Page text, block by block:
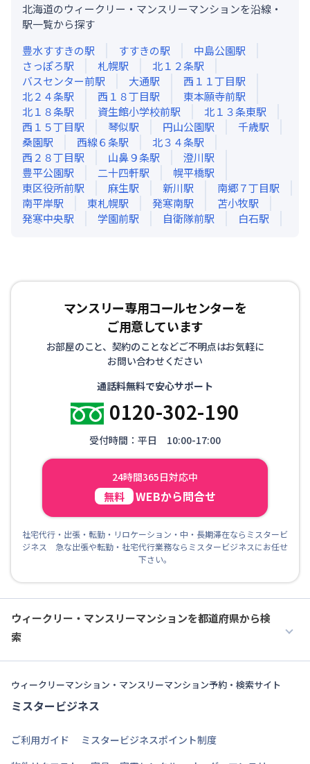
北海道のウィークリー・マンスリーマンションを沿線・
駅一覧から探す
豊水すすきの駅 すすきの駅 中島公園駅
さっぽろ駅 札幌駅 北１２条駅
バスセンター前駅 大通駅 西１１丁目駅
北２４条駅 西１８丁目駅 東本願寺前駅
北１８条駅 資生館小学校前駅 北１３条東駅
西１５丁目駅 琴似駅 円山公園駅 千歳駅
桑園駅 西線６条駅 北３４条駅
西２８丁目駅 山鼻９条駅 澄川駅
豊平公園駅 二十四軒駅 幌平橋駅
東区役所前駅 麻生駅 新川駅 南郷７丁目駅
南平岸駅 東札幌駅 発寒南駅 苫小牧駅
発寒中央駅 学園前駅 自衛隊前駅 白石駅
マンスリー専用コールセンターを
ご用意しています
お部屋のこと、契約のことなどご不明点はお気軽に
お問い合わせください
通話料無料で安心サポート
0120-302-190
受付時間：平日 10:00-17:00
24時間365日対応中
無料 WEBから問合せ
社宅代行・出張・転勤・リロケーション・中・長期滞在ならミスタービ
ジネス 急な出張や転勤・社宅代行業務ならミスタービジネスにお任せ
下さい。
ウィークリー・マンスリーマンションを都道府県から検
索
ウィークリーマンション・マンスリーマンション予約・検索サイト
ミスタービジネス
ご利用ガイド
ミスタービジネスポイント制度